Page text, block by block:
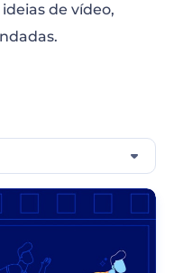
de vídeo,